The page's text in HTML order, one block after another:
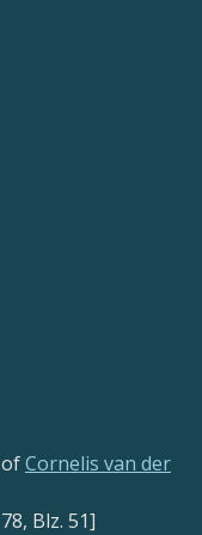
ofCornelis van der
Blz. 51]